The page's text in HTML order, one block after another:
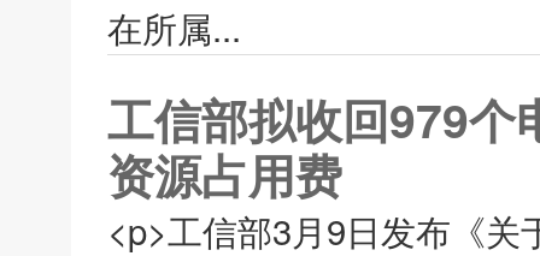
在所属...
工信部拟收回979个
资源占用费
<p>工信部3月9日发布《